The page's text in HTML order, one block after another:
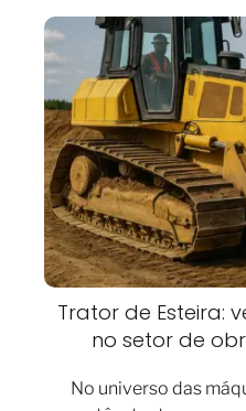
Trator de Esteira:
no setor de
No universo das